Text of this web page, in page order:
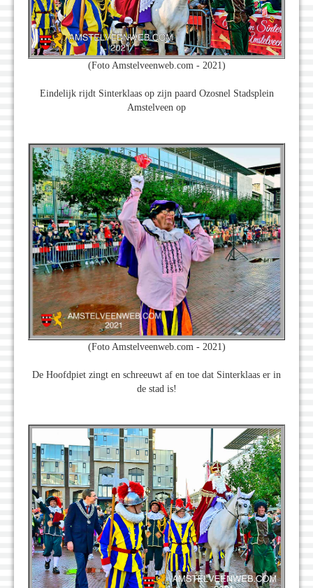
(Foto Amstelveenweb.com - 2021)
Eindelijk rijdt Sinterklaas op zijn paard Ozosnel Stadsplein
Amstelveen op
(Foto Amstelveenweb.com - 2021)
De Hoofdpiet zingt en schreeuwt af en toe dat Sinterklaas er in
de stad is!